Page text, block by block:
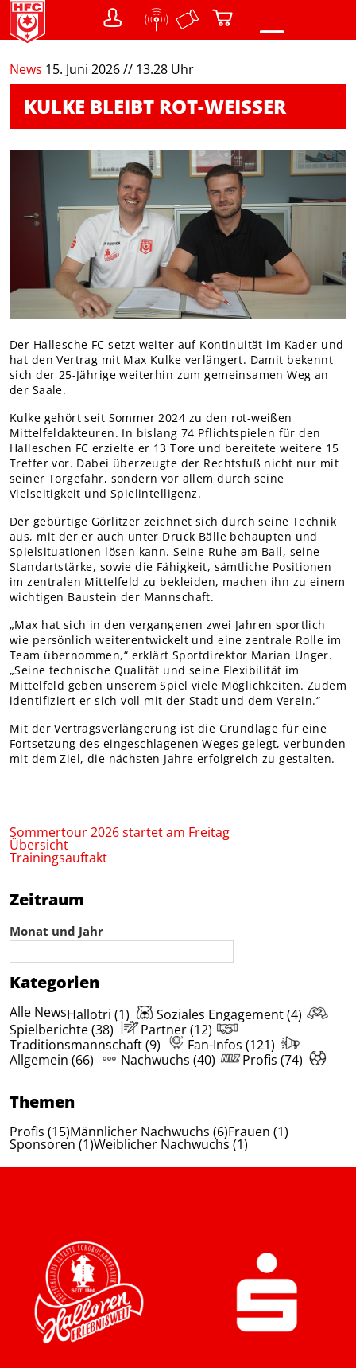
NEWS
VEREIN
Struktur / Gremien
Warenkorb
FANS
Menschen mit Behinderung
DER CHEMIKER
NACHWUCHS
Teams Nachwuchs
MITGLIEDER
Online-Antrag
Zeitraum
Monat und Jahr
Kategorien
Alle NewsHallotri (1)
Soziales Engagement (4)
Spielberichte (38)
Partner (12)
Traditionsmannschaft (9)
Fan-Infos (121)
Allgemein (66)
Nachwuchs (40) Profis (74)
Themen
Profis (15)Männlicher Nachwuchs (6)Frauen (1)
Sponsoren (1)Weiblicher Nachwuchs (1)
News 15. Juni 2026 // 13.28 Uhr
KULKE BLEIBT ROT-WEISSER
Der Hallesche FC setzt weiter auf Kontinuität im Kader und
hat den Vertrag mit Max Kulke verlängert. Damit bekennt
sich der 25-Jährige weiterhin zum gemeinsamen Weg an
der Saale.
Kulke gehört seit Sommer 2024 zu den rot-weißen
Mittelfeldakteuren. In bislang 74 Pflichtspielen für den
Halleschen FC erzielte er 13 Tore und bereitete weitere 15
Treffer vor. Dabei überzeugte der Rechtsfuß nicht nur mit
seiner Torgefahr, sondern vor allem durch seine
Vielseitigkeit und Spielintelligenz.
Der gebürtige Görlitzer zeichnet sich durch seine Technik
aus, mit der er auch unter Druck Bälle behaupten und
Spielsituationen lösen kann. Seine Ruhe am Ball, seine
Standartstärke, sowie die Fähigkeit, sämtliche Positionen
im zentralen Mittelfeld zu bekleiden, machen ihn zu einem
wichtigen Baustein der Mannschaft.
„Max hat sich in den vergangenen zwei Jahren sportlich
wie persönlich weiterentwickelt und eine zentrale Rolle im
Team übernommen,“ erklärt Sportdirektor Marian Unger.
„Seine technische Qualität und seine Flexibilität im
Mittelfeld geben unserem Spiel viele Möglichkeiten. Zudem
identifiziert er sich voll mit der Stadt und dem Verein.“
Mit der Vertragsverlängerung ist die Grundlage für eine
Fortsetzung des eingeschlagenen Weges gelegt, verbunden
mit dem Ziel, die nächsten Jahre erfolgreich zu gestalten.
Sommertour 2026 startet am Freitag
Übersicht
Trainingsauftakt